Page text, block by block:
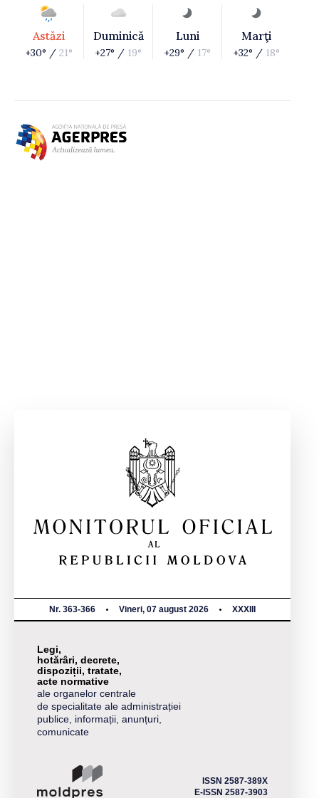
Astăzi
+30° / 21°
Duminică
+27° / 19°
Luni
+29° / 17°
Marţi
+32° / 18°
Nr. 363-366 Vineri, 07 august 2026 XXXIII
Legi,
hotărâri, decrete,
dispoziții, tratate,
acte normative
ale organelor centrale
de specialitate ale administrației
publice, informații, anunțuri,
comunicate
ISSN 2587-389X
E-ISSN 2587-3903